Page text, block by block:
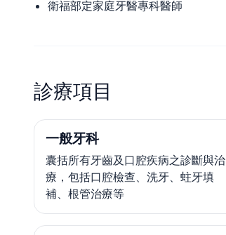
衛福部定家庭牙醫專科醫師
診療項目
一般牙科
囊括所有牙齒及口腔疾病之診斷與治
療，包括口腔檢查、洗牙、蛀牙填
補、根管治療等